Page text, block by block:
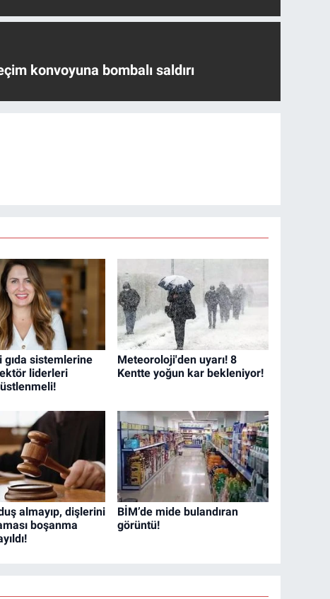
konvoyuna bombalı saldırı
gıda sistemlerine
liderleri
Meteoroloji'den uyarı! 8
Kentte yoğun kar bekleniyor!
almayıp, dişlerini
boşanma
BİM’de mide bulandıran
görüntü!